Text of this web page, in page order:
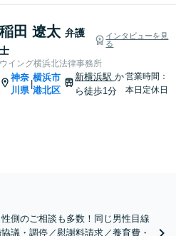
稲田 遼太 弁護
士
インタビューを見
る
ウイング横浜北法律事務所
神奈
川県
横浜市
港北区
新横浜駅か
ら徒歩1分
営業時間：
本日定休日
側のご相談も多数！同じ男性目線
議・調停／慰謝料請求／養育費・